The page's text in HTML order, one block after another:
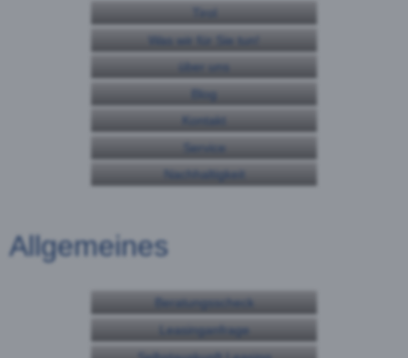
Tirol
Was wir für Sie tun!
über uns
Blog
Kontakt
Service
Nachhaltigkeit
Allgemeines
Beratungsscheck
Leasinganfrage